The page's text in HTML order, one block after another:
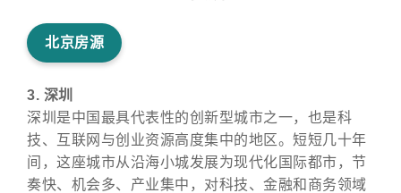
北京房源
3. 深圳
深圳是中国最具代表性的创新型城市之一，也是科
技、互联网与创业资源高度集中的地区。短短几十年
间，这座城市从沿海小城发展为现代化国际都市，节
奏快、机会多、产业集中，对科技、金融和商务领域